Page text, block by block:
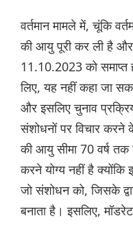
वर्तमान मामले में, चूंकि
की आयु पूरी कर ली है
11.10.2023 को समाप्त
लिए, यह नहीं कहा जा
और इसलिए चुनाव
संशोधनों पर विचार करने के
की आयु सीमा 70 वर्ष
करने योग्य नहीं है क्योंकि
जो संशोधन को, जिसके
बनाता है। इसलिए,